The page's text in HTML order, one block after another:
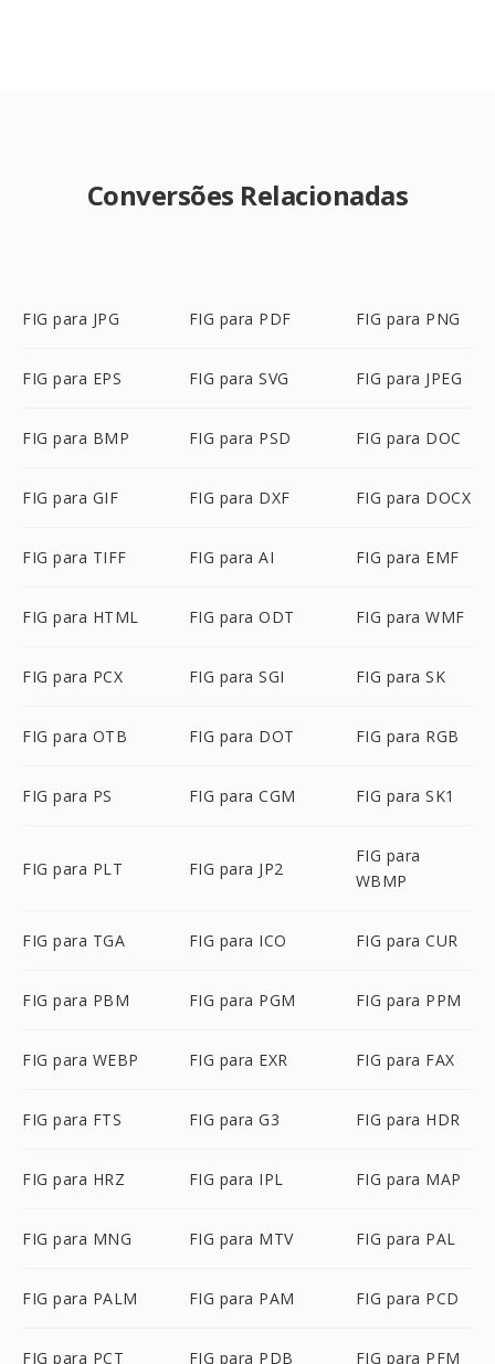
Conversões Relacionadas
FIG para JPG FIG para PDF FIG para PNG
FIG para EPS FIG para SVG FIG para JPEG
FIG para BMP FIG para PSD FIG para DOC
FIG para GIF FIG para DXF FIG para DOCX
FIG para TIFF FIG para AI FIG para EMF
FIG para HTML FIG para ODT FIG para WMF
FIG para PCX FIG para SGI FIG para SK
FIG para OTB FIG para DOT FIG para RGB
FIG para PS FIG para CGM FIG para SK1
FIG para PLT FIG para JP2
FIG para
WBMP
FIG para TGA FIG para ICO FIG para CUR
FIG para PBM FIG para PGM FIG para PPM
FIG para WEBP FIG para EXR FIG para FAX
FIG para FTS FIG para G3 FIG para HDR
FIG para HRZ FIG para IPL FIG para MAP
FIG para MNG FIG para MTV FIG para PAL
FIG para PALM FIG para PAM FIG para PCD
FIG para PCT FIG para PDB FIG para PFM